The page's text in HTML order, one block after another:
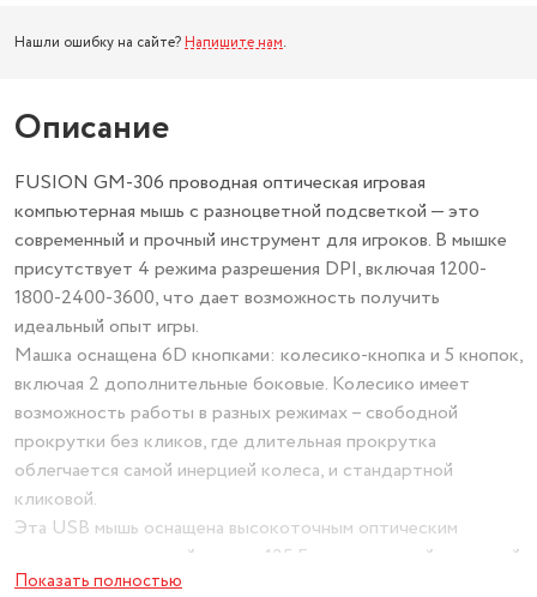
Нашли ошибку на сайте? Напишите нам.
Описание
FUSION GM-306 проводная оптическая игровая
компьютерная мышь с разноцветной подсветкой — это
современный и прочный инструмент для игроков. В мышке
присутствует 4 режима разрешения DPI, включая 1200-
1800-2400-3600, что дает возможность получить
идеальный опыт игры.
Машка оснащена 6D кнопками: колесико-кнопка и 5 кнопок,
включая 2 дополнительные боковые. Колесико имеет
возможность работы в разных режимах – свободной
прокрутки без кликов, где длительная прокрутка
облегчается самой инерцией колеса, и стандартной
кликовой.
Эта USB мышь оснащена высокоточным оптическим
сенсором с частотой опроса 125 Гц, а ее длинный плетеный
кабель (1,5 м) с позолоченным USB коннектором и
Показать полностью